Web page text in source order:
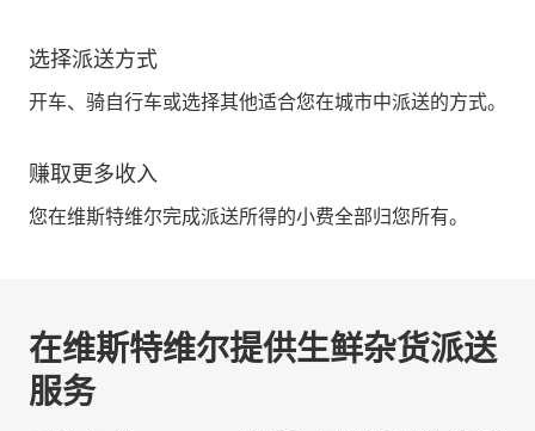
选择派送方式
开车、骑自行车或选择其他适合您在城市中派送的方式。
赚取更多收入
您在维斯特维尔完成派送所得的小费全部归您所有。
在维斯特维尔提供生鲜杂货派送
服务